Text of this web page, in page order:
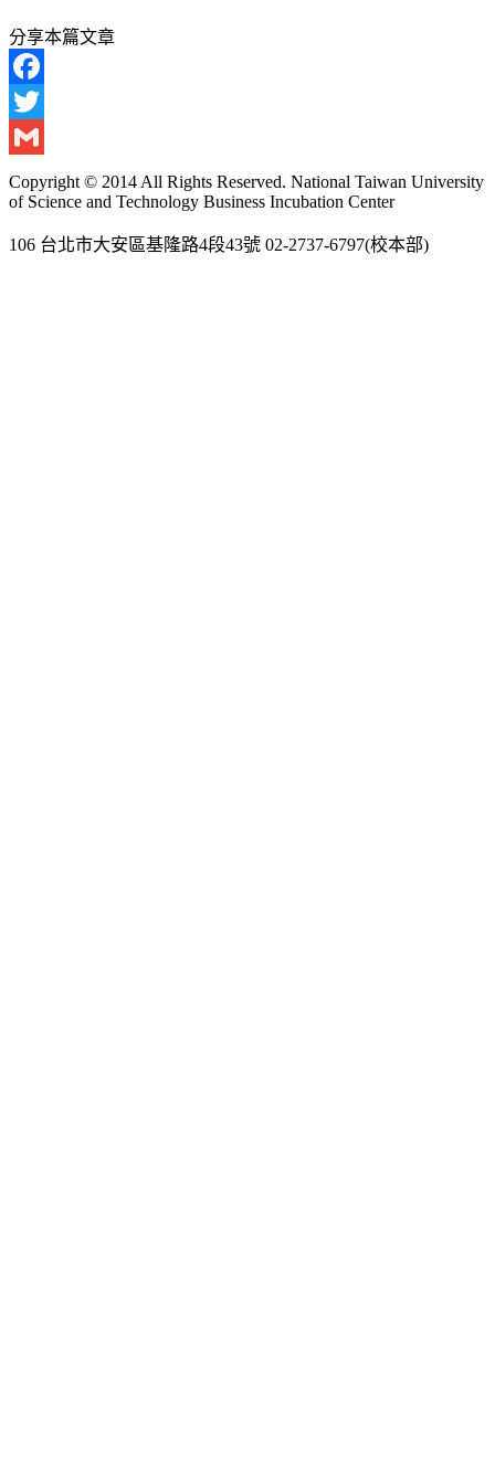
分享本篇文章
Facebook
Twitter
Gmail
Copyright © 2014 All Rights Reserved. National Taiwan University
of Science and Technology Business Incubation Center
106 台北市大安區基隆路4段43號 02-2737-6797(校本部)